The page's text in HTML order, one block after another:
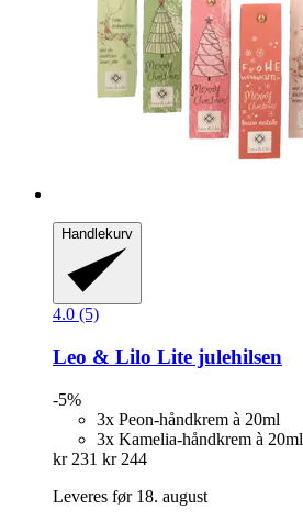
Handlekurv
4.0 (5)
Leo & Lilo Lite julehilsen
-5%
3x Peon-håndkrem à 20ml
3x Kamelia-håndkrem à 20ml
kr 231 kr 244
Leveres før 18. august